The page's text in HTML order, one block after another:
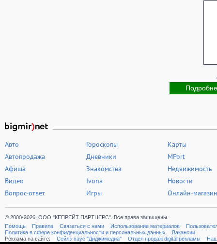
Авто
Автопродажа
Афиша
Видео
Вопрос-ответ
Гороскопы
Дневники
Знакомства
Ivona
Игры
Карты
MPort
Недвижимость
Новости
Онлайн-магазин
© 2000-2026, ООО "КЕПРЕЙТ ПАРТНЕРС". Все права защищены.
Помощь
Правила Связаться с нами Использование материалов
Политика в сфере конфиденциальности и персональных данных
Вакансии
Реклама на сайте:
Cейлз-хаус "Диджимедиа" Отдел продаж digital рекламы